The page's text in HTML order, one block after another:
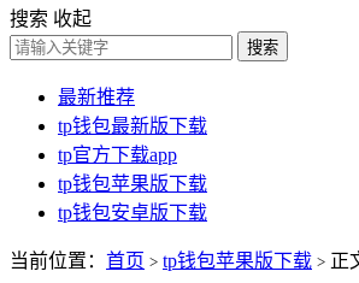
搜索 收起
搜索
最新推荐
tp钱包最新版下载
tp官方下载app
tp钱包苹果版下载
tp钱包安卓版下载
当前位置： 首页 > tp钱包苹果版下载 > 正